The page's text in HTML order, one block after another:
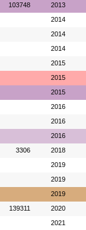
103748 2013
2014
2014
2014
2015
2015
2015
2016
2016
2016
3306 2018
2019
2019
2019
139311 2020
2021